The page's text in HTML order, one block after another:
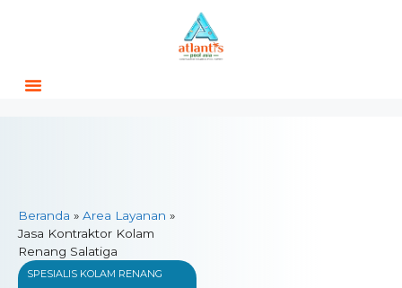
Beranda » Area Layanan »
Jasa Kontraktor Kolam
Renang Salatiga
SPESIALIS KOLAM RENANG